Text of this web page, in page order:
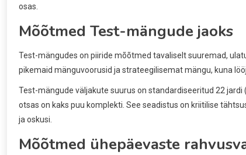
osas.
Mõõtmed Test-mängude jaoks
Test-mängudes on piiride mõõtmed tavaliselt suuremad,
pikemaid mänguvoorusid ja strateegilisemat mängu, kuna
Test-mängude väljakute suurus on standardiseeritud 22
otsas on kaks puu komplekti. See seadistus on kriitilise
ja oskusi.
Mõõtmed ühepäevaste